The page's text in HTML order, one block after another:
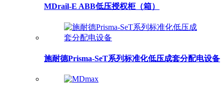
MDrail-E ABB低压授权柜（箱）
施耐德Prisma-SeT系列标准化低压成套分配电设备